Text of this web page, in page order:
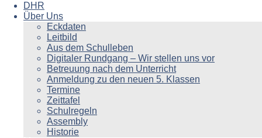
DHR
Über Uns
Eckdaten
Leitbild
Aus dem Schulleben
Digitaler Rundgang – Wir stellen uns vor
Betreuung nach dem Unterricht
Anmeldung zu den neuen 5. Klassen
Termine
Zeittafel
Schulregeln
Assembly
Historie